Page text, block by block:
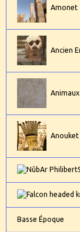
Amonet
Ancien
Animaux
Anouket
Basse Époque